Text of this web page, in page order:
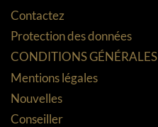
Contactez
Protection des données
CONDITIONS GÉNÉRALES
Mentions légales
Nouvelles
Conseiller